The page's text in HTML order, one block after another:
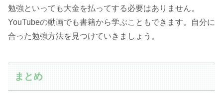
勉強といっても大金を払ってする必要はありません。
YouTubeの動画でも書籍から学ぶこともできます。自分に
合った勉強方法を見つけていきましょう。
まとめ